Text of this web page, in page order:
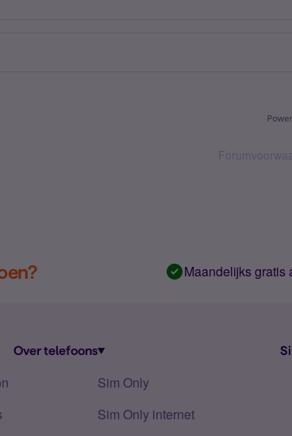
Maandelijks gratis
Over telefoons
Sim Only
Sim Only internet